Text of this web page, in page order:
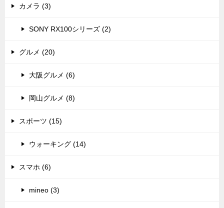
カメラ (3)
SONY RX100シリーズ (2)
グルメ (20)
大阪グルメ (6)
岡山グルメ (8)
スポーツ (15)
ウォーキング (14)
スマホ (6)
mineo (3)